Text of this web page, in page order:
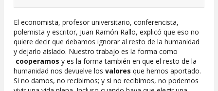
El economista, profesor universitario, conferencista,
polemista y escritor, Juan Ramón Rallo, explicó que eso no
quiere decir que debamos ignorar al resto de la humanidad
y dejarlo aislado. Nuestro trabajo es la forma como
cooperamos y es la forma también en que el resto de la
humanidad nos devuelve los valores que hemos aportado.
Si no damos, no recibimos; y si no recibimos, no podemos